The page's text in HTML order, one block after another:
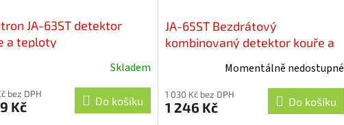
JA-63ST detektor
a teploty
Skladem
bez DPH
Kč Do košíku
JA-65ST Bezdrátový
kombinovaný detektor kouře a
Momentálně nedostupné
1 030 Kč bez DPH
1 246 Kč Do košíku